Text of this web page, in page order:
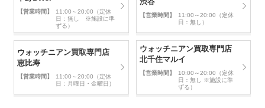
【営業時間】
11:00～20:00（定休
日：無し ※施設に準
ずる）
【営業時間】
11:00～20:00（定休
日：無し）
ウォッチニアン買取専門店
恵比寿
【営業時間】
11:00～20:00（定休
日：月曜日・金曜日）
ウォッチニアン買取専門店
北千住マルイ
【営業時間】
10:00～20:00（定休
日：無し ※施設に準
ずる）